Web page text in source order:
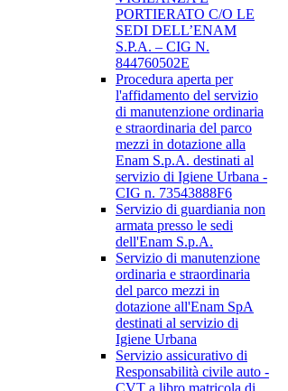
PORTIERATO C/O LE
SEDI DELL’ENAM
S.P.A. – CIG N.
844760502E
Procedura aperta per
l'affidamento del servizio
di manutenzione ordinaria
e straordinaria del parco
mezzi in dotazione alla
Enam S.p.A. destinati al
servizio di Igiene Urbana -
CIG n. 73543888F6
Servizio di guardiania non
armata presso le sedi
dell'Enam S.p.A.
Servizio di manutenzione
ordinaria e straordinaria
del parco mezzi in
dotazione all'Enam SpA
destinati al servizio di
Igiene Urbana
Servizio assicurativo di
Responsabilità civile auto -
CVT a libro matricola di